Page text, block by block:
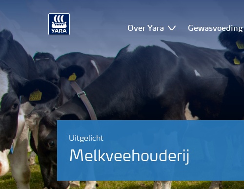
Over Yara Gewasvoeding
Uitgelicht
Melkveehouderij